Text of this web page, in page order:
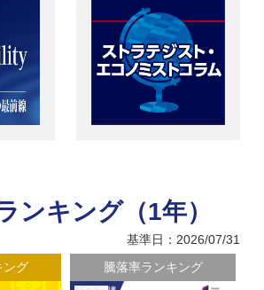
ンキング（1年）
基準日：2026/07/31
ング 騰落率ランキング